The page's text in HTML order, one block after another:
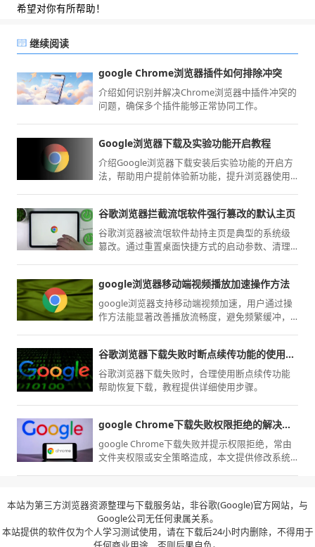
希望对你有所帮助！
继续阅读
google Chrome浏览器插件如何排除冲突
介绍如何识别并解决Chrome浏览器中插件冲突的
问题，确保多个插件能够正常协同工作。
Google浏览器下载及实验功能开启教程
介绍Google浏览器下载安装后实验功能的开启方
法，帮助用户提前体验新功能，提升浏览器使用
谷歌浏览器拦截流氓软件强行篡改的默认主页
谷歌浏览器被流氓软件劫持主页是典型的系统级
篡改。通过重置桌面快捷方式的启动参数、清理
google浏览器移动端视频播放加速操作方法
google浏览器支持移动端视频加速，用户通过操
作方法能显著改善播放流畅度，避免频繁缓冲，
谷歌浏览器下载失败时断点续传功能的使用方法
谷歌浏览器下载失败时，合理使用断点续传功能
帮助恢复下载，教程提供详细使用步骤。
google Chrome下载失败权限拒绝的解决方案
google Chrome下载失败并提示权限拒绝，常由
文件夹权限或安全策略造成，本文提供修改系统
本站为第三方浏览器资源整理与下载服务站，非谷歌(Google)官方网站，与
Google公司无任何隶属关系。
本站提供的软件仅为个人学习测试使用，请在下载后24小时内删除，不得用于